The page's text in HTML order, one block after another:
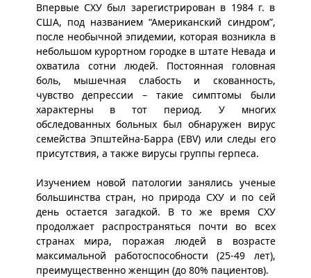
Впервые СХУ был зарегистрирован в 1984 г. в
США, под названием “Американский синдром”,
после необычной эпидемии, которая возникла в
небольшом курортном городке в штате Невада и
охватила сотни людей. Постоянная головная
боль, мышечная слабость и скованность,
чувство депрессии – такие симптомы были
характерны в тот период. У многих
обследованных больных был обнаружен вирус
семейства Эпштейна-Барра (EBV) или следы его
присутствия, а также вирусы группы герпеса.
Изучением новой патологии занялись ученые
большинства стран, но природа СХУ и по сей
день остается загадкой. В то же время СХУ
продолжает распространяться почти во всех
странах мира, поражая людей в возрасте
максимальной работоспособности (25-49 лет),
преимущественно женщин (до 80% пациентов).